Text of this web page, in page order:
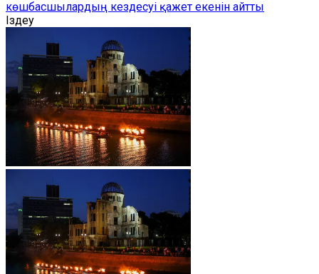
көшбасшылардың кездесуі қажет екенін айтты
Іздеу